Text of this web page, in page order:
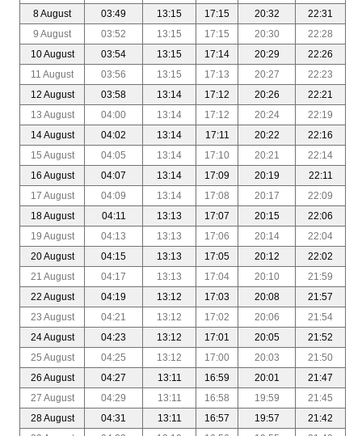
8 August
03:49 13:15 17:15 20:32
22:31
9 August
03:52 13:15 17:15 20:30
22:28
10 August
03:54 13:15 17:14 20:29
22:26
11 August
03:56 13:15 17:13 20:27
22:23
12 August
03:58 13:14 17:12 20:26
22:21
13 August
04:00 13:14 17:12 20:24
22:19
14 August
04:02 13:14 17:11 20:22
22:16
15 August
04:05 13:14 17:10 20:21
22:14
16 August
04:07 13:14 17:09 20:19
22:11
17 August
04:09 13:14 17:08 20:17
22:09
18 August
04:11 13:13 17:07 20:15
22:06
19 August
04:13 13:13 17:06 20:14
22:04
20 August
04:15 13:13 17:05 20:12
22:02
21 August
04:17 13:13 17:04 20:10
21:59
22 August
04:19 13:12 17:03 20:08
21:57
23 August
04:21 13:12 17:02 20:06
21:54
24 August
04:23 13:12 17:01 20:05
21:52
25 August
04:25 13:12 17:00 20:03
21:50
26 August
04:27 13:11 16:59 20:01
21:47
27 August
04:29 13:11 16:58 19:59
21:45
28 August
04:31 13:11 16:57 19:57
21:42